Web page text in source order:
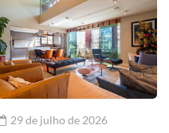
29 de julho de 2026